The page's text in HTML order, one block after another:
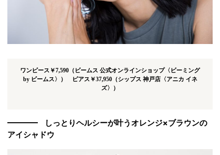
ワンピース￥7,590（ビームス 公式オンラインショップ〈ビーミング
by ビームス〉） ピアス￥37,950（シップス 神戸店〈アニカ イネ
ズ〉）
しっとりヘルシーが叶うオレンジ×ブラウンの
アイシャドウ